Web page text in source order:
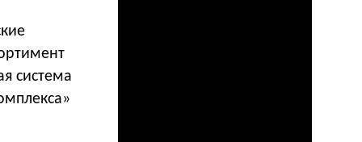
система